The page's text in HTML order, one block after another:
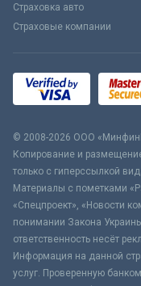
Страховка авто
Страховые компании
© 2008-2026 ООО
Копирование и
только с гиперссылкой
Материалы с пометками
«Спецпроект», «Новости
понимании Закона
ответственность несёт
Информация на данной
услуг. Проверенную